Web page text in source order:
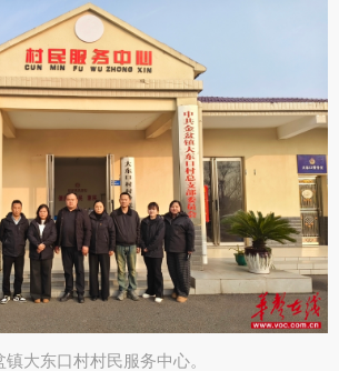
镇大东口村村民服务中心。​